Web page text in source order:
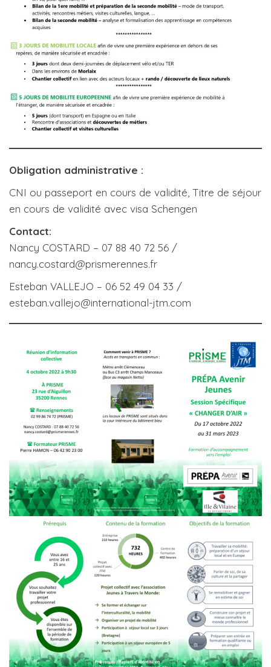
Obligation administrative :
CNI ou passeport en cours de validité, Titre de séjour
en cours de validité avec visa Schengen
Contact:
Nancy COSTARD – 07 88 40 72 56 /
nancy.costard@prismerennes.fr
Esteban VALLEJO – 06 52 49 04 33 /
esteban.vallejo@international-jtm.com